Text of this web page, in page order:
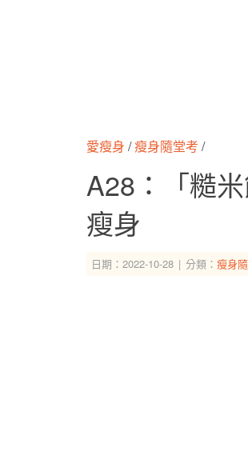
愛瘦身 /瘦身隨堂考 /
A28：「糙
瘦身
日期：2022-10-28 分類： 瘦身